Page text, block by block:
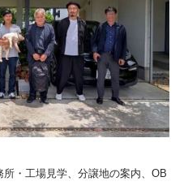
・工場見学、分譲地の案内、OB